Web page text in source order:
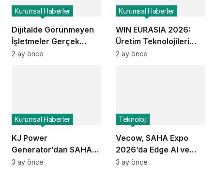
Dijitalde Görünmeyen
İşletmeler Gerçek
Hayatta da Kaybolur
Kurumsal Haberler
2 ay önce
WIN EURASIA 2026:
Üretim Teknolojileri
Dijital Ticaretle
Kurumsal Haberler
2 ay önce
KJ Power
Generator’dan SAHA
Expo 2026’da Yeni
Kurumsal Haberler
3 ay önce
Vecow, SAHA Expo
2026’da Edge AI ve
Görev Kritik Bilgi İşlem
Teknoloji
3 ay önce